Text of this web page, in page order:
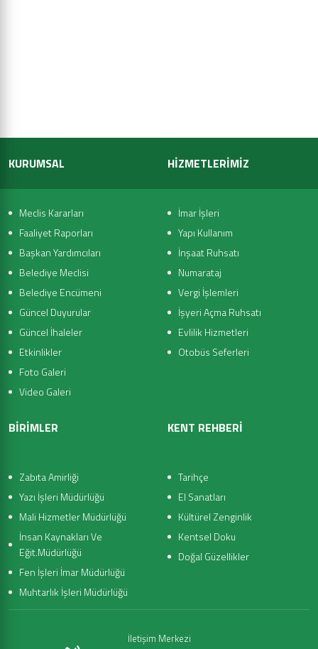
KURUMSAL
Meclis Kararları
Faaliyet Raporları
Başkan Yardımcıları
Belediye Meclisi
Belediye Encümeni
Güncel Duyurular
Güncel İhaleler
Etkinlikler
Foto Galeri
Video Galeri
HİZMETLERİMİZ
İmar İşleri
Yapı Kullanım
İnşaat Ruhsatı
Numarataj
Vergi İşlemleri
İşyeri Açma Ruhsatı
Evlilik Hizmetleri
Otobüs Seferleri
BİRİMLER
Zabıta Amirliği
Yazı İşleri Müdürlüğü
Mali Hizmetler Müdürlüğü
İnsan Kaynakları Ve
Eğit.Müdürlüğü
Fen İşleri İmar Müdürlüğü
Muhtarlık İşleri Müdürlüğü
KENT REHBERİ
Tarihçe
El Sanatları
Kültürel Zenginlik
Kentsel Doku
Doğal Güzellikler
İletişim Merkezi